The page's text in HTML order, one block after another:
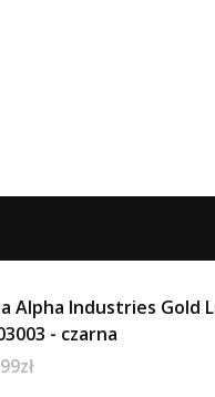
Alpha Industries Gold
- czarna
zł